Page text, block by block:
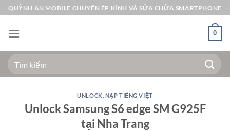
Bỏ
qua
nội
QUỲNH AN MOBILE CHUYÊN ÉP KÍNH VÀ SỬA CHỮA SMARTPHONE
0
Tìm
kiếm:
UNLOCK NẠP TIẾNG VIỆT
Unlock Samsung S6 edge SM G925F
tại Nha Trang